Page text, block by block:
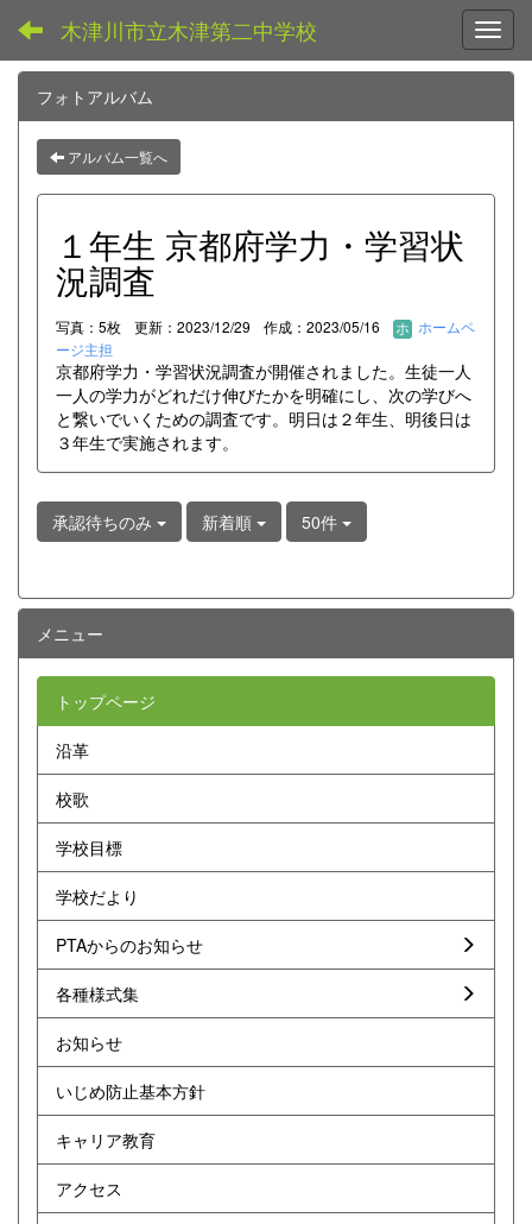
木津川市立木津第二中学校
フォトアルバム
アルバム一覧へ
１年生 京都府学力・学習状
況調査
写真：5枚 更新：2023/12/29 作成：2023/05/16
ホームペ
ージ主担
京都府学力・学習状況調査が開催されました。生徒一人
一人の学力がどれだけ伸びたかを明確にし、次の学びへ
と繋いでいくための調査です。明日は２年生、明後日は
３年生で実施されます。
承認待ちのみ 新着順 50件
メニュー
トップページ
沿革
校歌
学校目標
学校だより
PTAからのお知らせ
各種様式集
お知らせ
いじめ防止基本方針
キャリア教育
アクセス